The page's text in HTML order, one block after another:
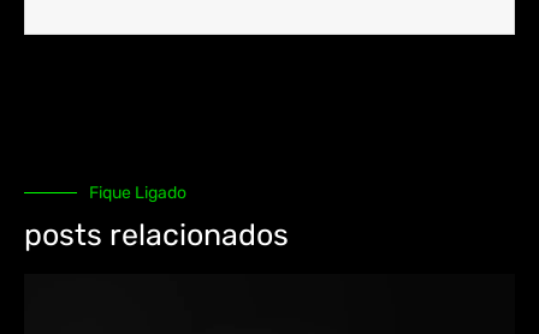
Fique Ligado
posts relacionados